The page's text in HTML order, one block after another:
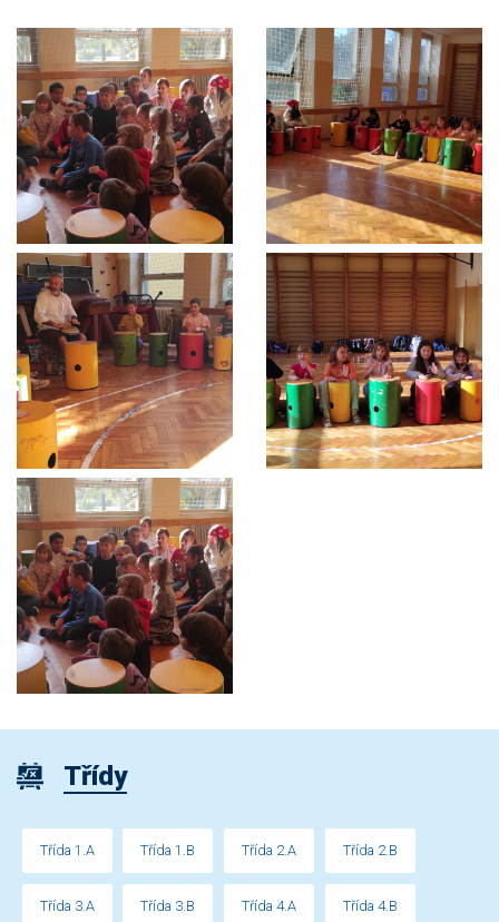
Třídy
Třída 1.A Třída 1.B Třída 2.A Třída 2.B
Třída 3.A Třída 3.B Třída 4.A Třída 4.B